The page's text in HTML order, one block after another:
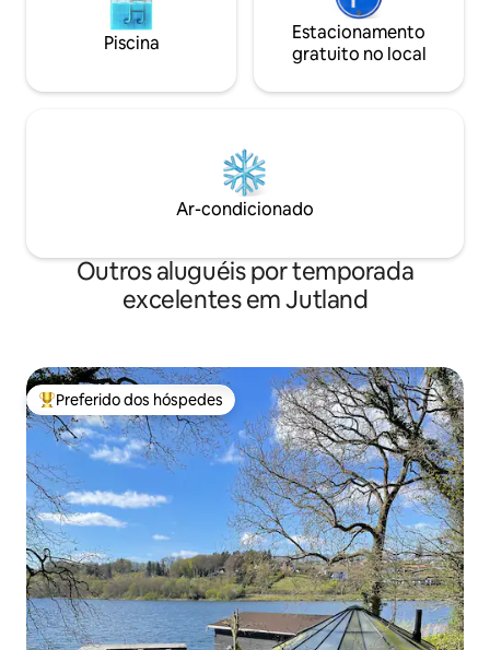
Piscina
Estacionamento
gratuito no local
Ar-condicionado
Outros aluguéis por temporada
excelentes em Jutland
Entre os melhores preferidos dos hóspedes
Preferido dos hóspedes